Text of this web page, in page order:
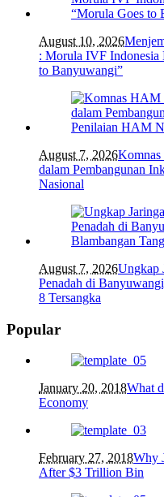
August 10, 2026
: Morula IVF Indonesia
to Banyuwangi”
August 7, 2026
dalam Pembangunan
Nasional
August 7, 2026Ungkap
Penadah di
8 Tersangka
Popular
January 20, 2018What
Economy
February 27, 2018Why
After $3 Trillion Bin